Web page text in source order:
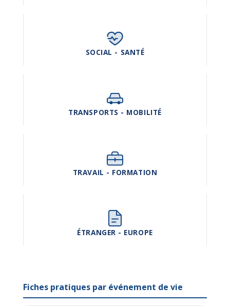
SOCIAL - SANTÉ
TRANSPORTS - MOBILITÉ
TRAVAIL - FORMATION
ÉTRANGER - EUROPE
Fiches pratiques par événement de vie